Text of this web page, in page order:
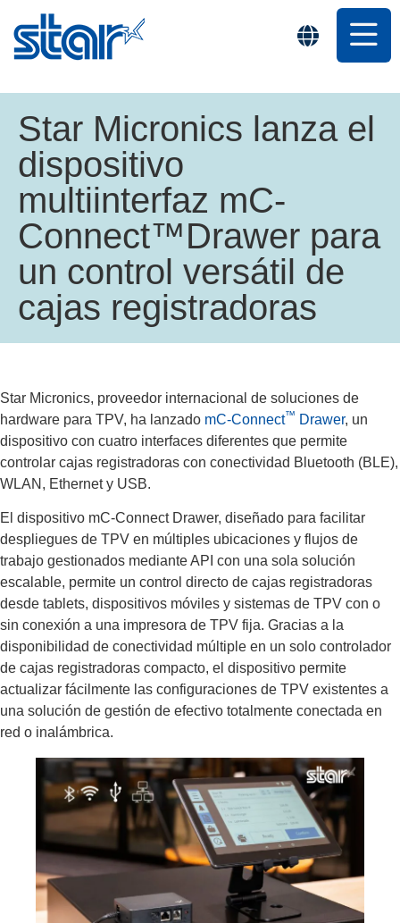
Star Micronics lanza el
dispositivo
multiinterfaz mC-
Connect™Drawer para
un control versátil de
cajas registradoras
Star Micronics, proveedor internacional de soluciones de
hardware para TPV, ha lanzado mC-Connect™ Drawer, un
dispositivo con cuatro interfaces diferentes que permite
controlar cajas registradoras con conectividad Bluetooth (BLE),
WLAN, Ethernet y USB.
El dispositivo mC-Connect Drawer, diseñado para facilitar
despliegues de TPV en múltiples ubicaciones y flujos de
trabajo gestionados mediante API con una sola solución
escalable, permite un control directo de cajas registradoras
desde tablets, dispositivos móviles y sistemas de TPV con o
sin conexión a una impresora de TPV fija. Gracias a la
disponibilidad de conectividad múltiple en un solo controlador
de cajas registradoras compacto, el dispositivo permite
actualizar fácilmente las configuraciones de TPV existentes a
una solución de gestión de efectivo totalmente conectada en
red o inalámbrica.